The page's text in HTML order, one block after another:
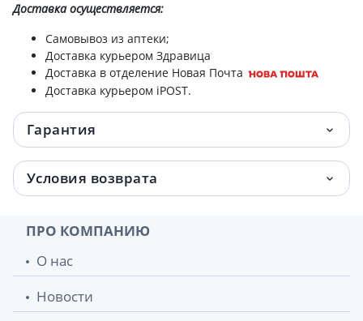
Доставкаосуществляется:
Самовывоз из аптеки;
Доставка курьером Здравица
Доставка в отделение Новая Почта
Доставка курьером iPOST.
Гарантия
Условия возврата
ПРО КОМПАНИЮ
О нас
Новости